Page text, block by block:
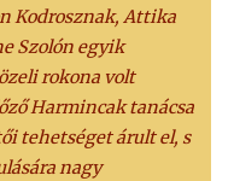
Kodrosznak, Attika
Szolón egyik
rokona volt
Harmincak tanácsa
tehetséget árult el, s
nagy